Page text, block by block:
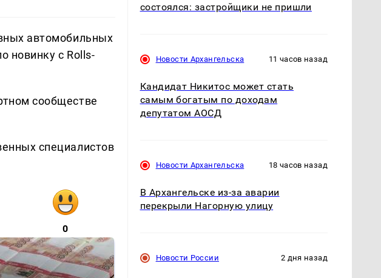
автомобильных
новинку с Rolls-
сообществе
специалистов
0
состоялся: застройщики не пришли
Новости Архангельска 11 часов назад
Кандидат Никитос может стать
самым богатым по доходам
депутатом АОСД
Новости Архангельска 18 часов назад
В Архангельске из-за аварии
перекрыли Нагорную улицу
Новости России 2 дня назад